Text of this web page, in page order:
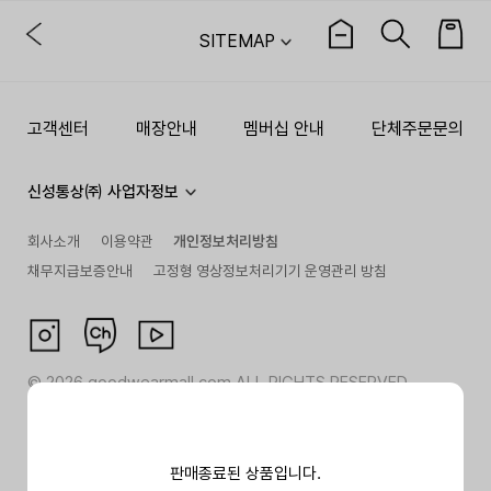
판매종료된 상품입니다.
SITEMAP
고객센터 매장안내 멤버십 안내 단체주문문의
신성통상㈜ 사업자정보
회사소개 이용약관
개인정보처리방침
채무지급보증안내
고정형 영상정보처리기기 운영관리 방침
©2026goodwearmall.com ALL RIGHTS RESERVED